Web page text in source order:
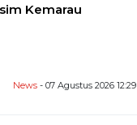
Kemarau
News - 07 Agustus 2026 12:29